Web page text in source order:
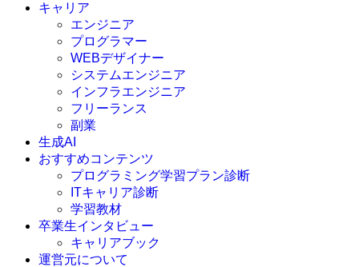
C言語
C#
VBA
Go言語
Kotlin
Java
JavaScript
Swift
Ruby
その他言語
キャリア
エンジニア
プログラマー
WEBデザイナー
システムエンジニア
インフラエンジニア
フリーランス
副業
生成AI
おすすめコンテンツ
プログラミング学習プラン診断
ITキャリア診断
学習教材
卒業生インタビュー
キャリアブック
運営元について